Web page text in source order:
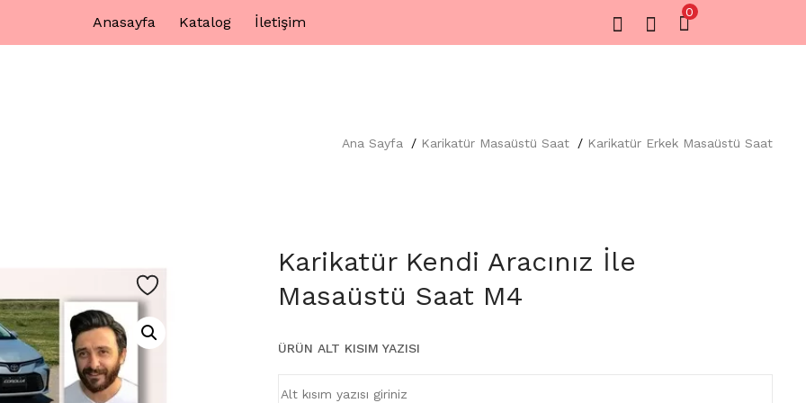
Anasayfa Katalog İletişim
0
Ana Sayfa Karikatür Masaüstü Saat Karikatür Erkek Masaüstü Saat
Karikatür Kendi Aracınız İle
Masaüstü Saat M4
ÜRÜN ALT KISIM YAZISI